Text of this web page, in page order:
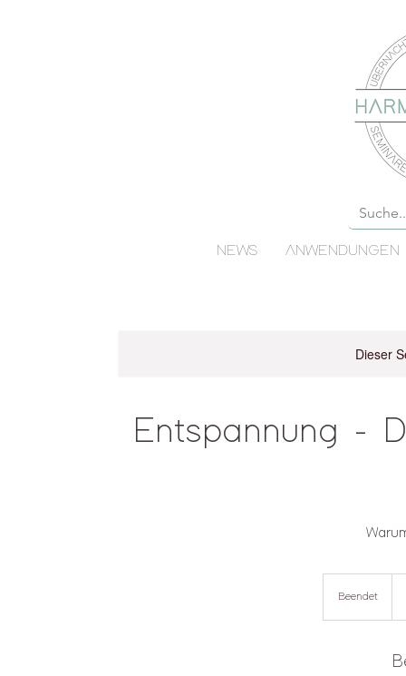
NEWS ANWENDUNGEN
Dieser
Entspannung -
Beendet